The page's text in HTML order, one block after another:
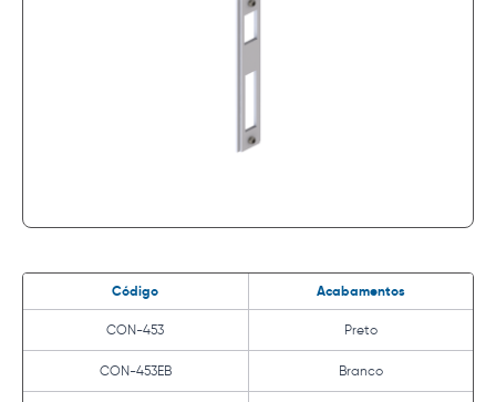
Código Acabamentos
CON-453 Preto
CON-453EB Branco